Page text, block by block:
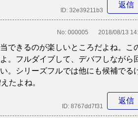
返信
ID: 32e39211b3
No: 000005 2018/08/13
できるのが楽しいところだよね。こ
。フルダイブして、デバフしながら
。シリーズフルでは他にも候補でる
たよね。
返信
ID: 8767dd7f31